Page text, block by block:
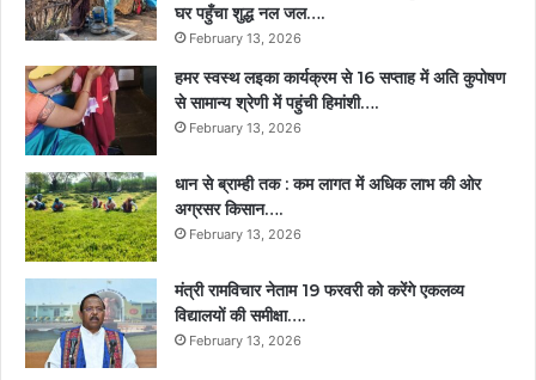
घर पहुँचा शुद्ध नल जल….
February 13, 2026
हमर स्वस्थ लइका कार्यक्रम से 16 सप्ताह में अति कुपोषण
से सामान्य श्रेणी में पहुंची हिमांशी….
February 13, 2026
धान से ब्राम्ही तक : कम लागत में अधिक लाभ की ओर
अग्रसर किसान….
February 13, 2026
मंत्री रामविचार नेताम 19 फरवरी को करेंगे एकलव्य
विद्यालयों की समीक्षा….
February 13, 2026